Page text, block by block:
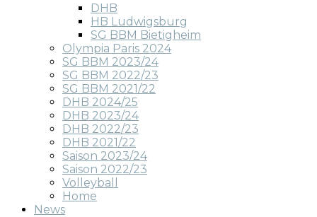
DHB
HB Ludwigsburg
SG BBM Bietigheim
Olympia Paris 2024
SG BBM 2023/24
SG BBM 2022/23
SG BBM 2021/22
DHB 2024/25
DHB 2023/24
DHB 2022/23
DHB 2021/22
Saison 2023/24
Saison 2022/23
Volleyball
Home
News